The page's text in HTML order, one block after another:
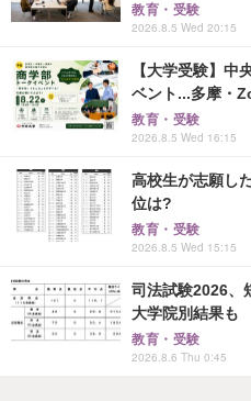
教育・受験
2026.8.5 Wed 20:15
【大学受験】中
ベント...多摩・
教育・受験
2026.8.5 Wed 16:15
高校生が志願し
位は?
教育・受験
2026.8.5 Wed 15:15
司法試験2026、
大学院別結果も
教育・受験
2026.8.6 Thu 0:45